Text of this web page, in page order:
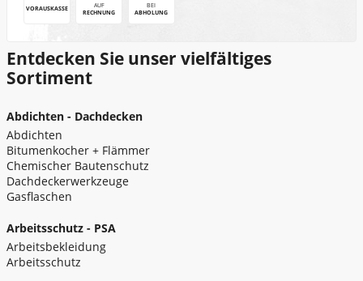
VORAUSKASSE
AUF
RECHNUNG
BEI
ABHOLUNG
Entdecken Sie unser vielfältiges
Sortiment
Abdichten - Dachdecken
Abdichten
Bitumenkocher + Flämmer
Chemischer Bautenschutz
Dachdeckerwerkzeuge
Gasflaschen
Arbeitsschutz - PSA
Arbeitsbekleidung
Arbeitsschutz